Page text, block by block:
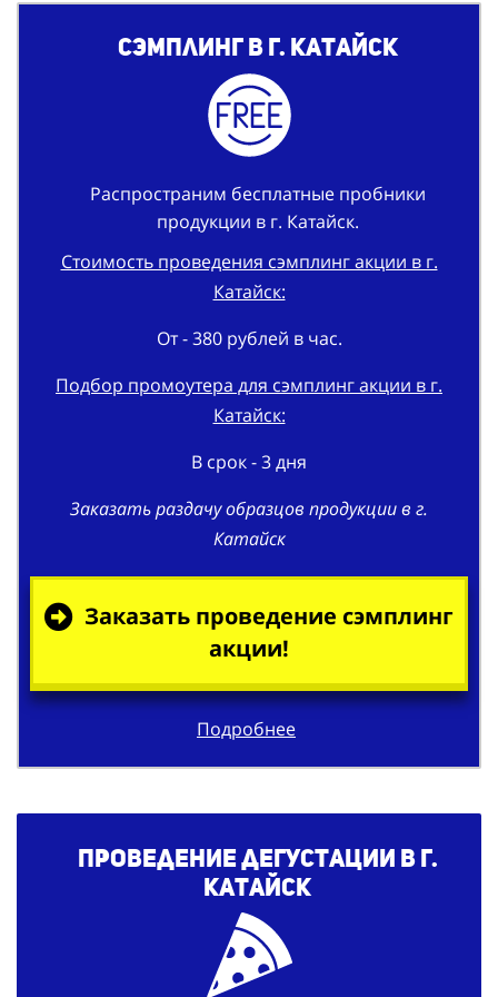
Сэмплинг в г. Катайск
Распространим бесплатные пробники
продукции в г. Катайск.
Стоимость проведения сэмплинг акции в г.
Катайск:
От - 380 рублей в час.
Подбор промоутера для сэмплинг акции в г.
Катайск:
В срок - 3 дня
Заказать раздачу образцов продукции в г.
Катайск
Заказать проведение сэмплинг
акции!
Подробнее
Проведение дегустации в г.
Катайск